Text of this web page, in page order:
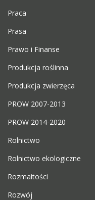
Praca
Prasa
Prawo i Finanse
Produkcja roślinna
Produkcja zwierzęca
PROW 2007-2013
PROW 2014-2020
Rolnictwo
Rolnictwo ekologiczne
Rozmaitości
Rozwój